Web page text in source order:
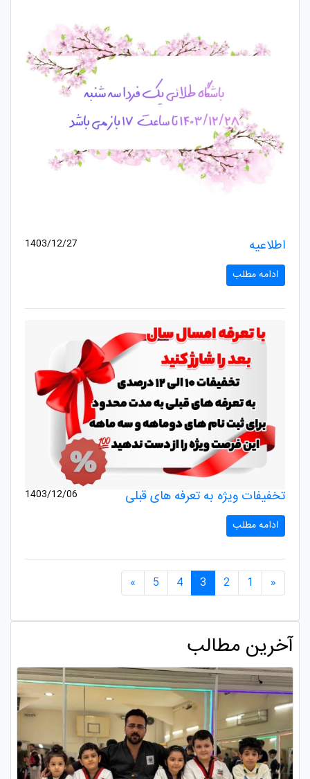
اطلاعیه 1403/12/27
ادامه مطلب
تخفیفات ویژه به تعرفه های قبلی 1403/12/06
ادامه مطلب
«صفحه قبلی
1
2
3
4
5
»
آخرین مطالب